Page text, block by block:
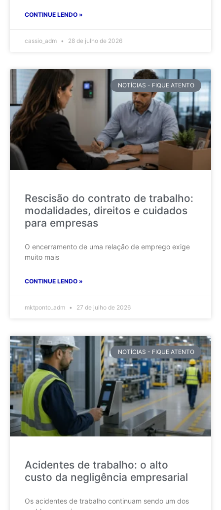
CONTINUE LENDO »
cassio_adm 28 de julho de 2026
NOTÍCIAS - FIQUE ATENTO
Rescisão do contrato de trabalho:
modalidades, direitos e cuidados
para empresas
O encerramento de uma relação de emprego exige
muito mais
CONTINUE LENDO »
mktponto_adm 27 de julho de 2026
NOTÍCIAS - FIQUE ATENTO
Acidentes de trabalho: o alto
custo da negligência empresarial
Os acidentes de trabalho continuam sendo um dos